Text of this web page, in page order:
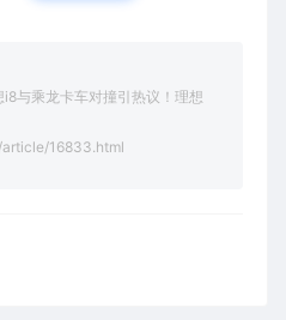
i8与乘龙卡车对撞引热议！理想
16833.html